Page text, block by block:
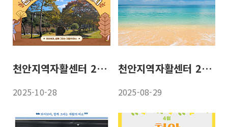
천안지역자활센터 25년 10월 소식지
2025-10-28
천안지역자활센터 25년 8월 소식지
2025-08-29